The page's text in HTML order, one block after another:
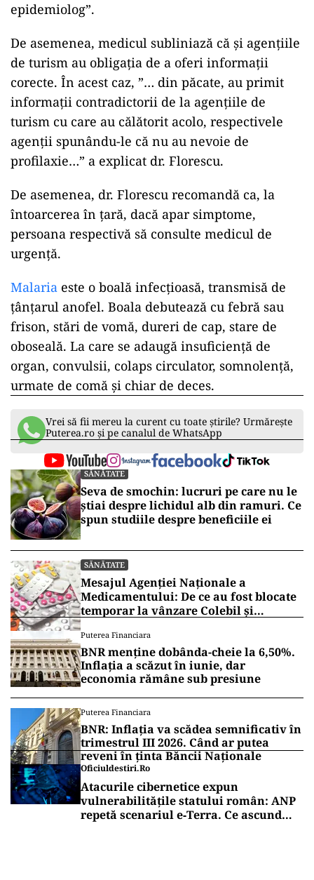
epidemiolog”.
De asemenea, medicul subliniază că și agențiile
de turism au obligația de a oferi informații
corecte. În acest caz, ”… din păcate, au primit
informații contradictorii de la agențiile de
turism cu care au călătorit acolo, respectivele
agenții spunându-le că nu au nevoie de
profilaxie…” a explicat dr. Florescu.
De asemenea, dr. Florescu recomandă ca, la
întoarcerea în țară, dacă apar simptome,
persoana respectivă să consulte medicul de
urgență.
Malaria este o boală infecțioasă, transmisă de
țânțarul anofel. Boala debutează cu febră sau
frison, stări de vomă, dureri de cap, stare de
oboseală. La care se adaugă insuficiență de
organ, convulsii, colaps circulator, somnolență,
urmate de comă și chiar de deces.
Vrei să fii mereu la curent cu toate știrile? Urmărește
Puterea.ro și pe canalul de WhatsApp
SĂNĂTATE
Seva de smochin: lucruri pe care nu le
știai despre lichidul alb din ramuri. Ce
spun studiile despre beneficiile ei
SĂNĂTATE
Mesajul Agenției Naționale a
Medicamentului: De ce au fost blocate
temporar la vânzare Colebil și
Puterea Financiara
BNR menține dobânda-cheie la 6,50%.
Inflația a scăzut în iunie, dar
economia rămâne sub presiune
Puterea Financiara
BNR: Inflația va scădea semnificativ în
trimestrul III 2026. Când ar putea
reveni în ținta Băncii Naționale
Oficiuldestiri.ro
Atacurile cibernetice expun
vulnerabilitățile statului român: ANP
repetă scenariul e‑Terra. Ce ascund